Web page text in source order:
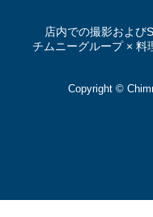
店内での撮影および
チムニーグループ × 料
Copyright ©